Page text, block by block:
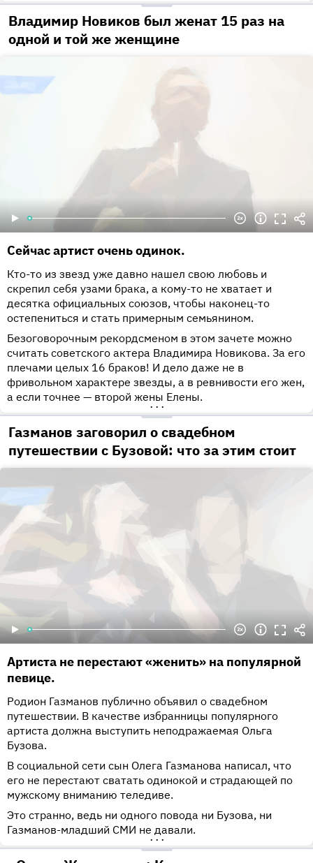
Владимир Новиков был женат 15 раз на
одной и той же женщине
Сейчас артист очень одинок.
Кто-то из звезд уже давно нашел свою любовь и
скрепил себя узами брака, а кому-то не хватает и
десятка официальных союзов, чтобы наконец-то
остепениться и стать примерным семьянином.
Безоговорочным рекордсменом в этом зачете можно
считать советского актера Владимира Новикова. За его
плечами целых 16 браков! И дело даже не в
фривольном характере звезды, а в ревнивости его жен,
а если точнее — второй жены Елены.
•••
Газманов заговорил о свадебном
путешествии с Бузовой: что за этим стоит
Артиста не перестают «женить» на популярной
певице.
Родион Газманов публично объявил о свадебном
путешествии. В качестве избранницы популярного
артиста должна выступить неподражаемая Ольга
Бузова.
В социальной сети сын Олега Газманова написал, что
его не перестают сватать одинокой и страдающей по
мужскому вниманию теледиве.
Это странно, ведь ни одного повода ни Бузова, ни
Газманов-младший СМИ не давали.
•••